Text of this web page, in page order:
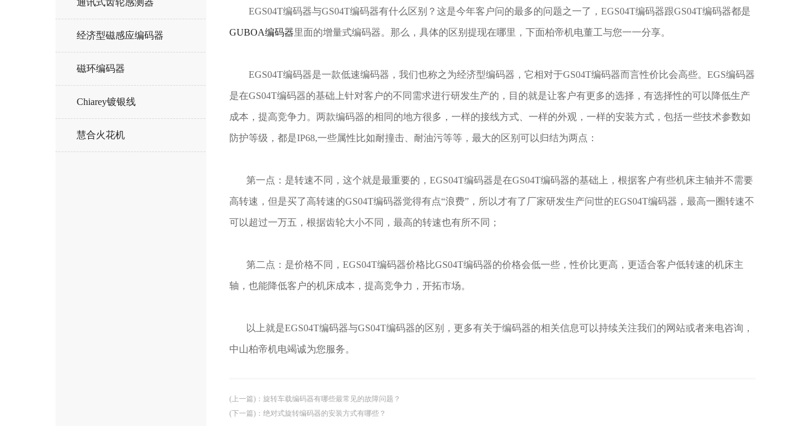
通讯式齿轮感测器
经济型磁感应编码器
磁环编码器
Chiarey镀银线
慧合火花机
EGS04T编码器与GS04T编码器有什么区别？这是今年客户问的最多的问题之一了，EGS04T编码器跟GS04T编码器都是
GUBOA编码器里面的增量式编码器。那么，具体的区别提现在哪里，下面柏帝机电董工与您一一分享。
EGS04T编码器是一款低速编码器，我们也称之为经济型编码器，它相对于GS04T编码器而言性价比会高些。EGS编码器
是在GS04T编码器的基础上针对客户的不同需求进行研发生产的，目的就是让客户有更多的选择，有选择性的可以降低生产
成本，提高竞争力。两款编码器的相同的地方很多，一样的接线方式、一样的外观，一样的安装方式，包括一些技术参数如
防护等级，都是IP68,一些属性比如耐撞击、耐油污等等，最大的区别可以归结为两点：
第一点：是转速不同，这个就是最重要的，EGS04T编码器是在GS04T编码器的基础上，根据客户有些机床主轴并不需要
高转速，但是买了高转速的GS04T编码器觉得有点“浪费”，所以才有了厂家研发生产问世的EGS04T编码器，最高一圈转速不
可以超过一万五，根据齿轮大小不同，最高的转速也有所不同；
第二点：是价格不同，EGS04T编码器价格比GS04T编码器的价格会低一些，性价比更高，更适合客户低转速的机床主
轴，也能降低客户的机床成本，提高竞争力，开拓市场。
以上就是EGS04T编码器与GS04T编码器的区别，更多有关于编码器的相关信息可以持续关注我们的网站或者来电咨询，
中山柏帝机电竭诚为您服务。
(上一篇) ： 旋转车载编码器有哪些最常见的故障问题？
(下一篇) ： 绝对式旋转编码器的安装方式有哪些？